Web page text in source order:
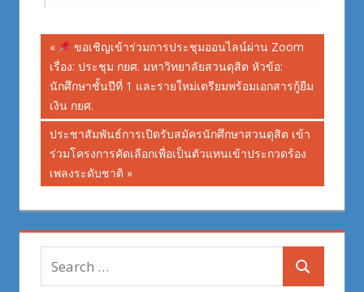
Post
navigation
Previous
Post:
ขอเชิญเข้าร่วมการประชุมออนไลน์ผ่าน Zoom
เรื่อง: ประชุม กยศ. มหาวิทยาลัยสวนดุสิต หัวข้อ:
นักศึกษาชั้นปีที่ 1 และรายใหม่เตรียมพร้อมเอกสารกู้ยืม
เงิน กยศ.
Next
Post:
ประชาสัมพันธ์การเปิดรับสมัครนักศึกษาสวนดุสิต เข้า
ร่วมโครงการคัดเลือกเพื่อเป็นตัวแทนเข้าประกวดร้อง
เพลงระดับชาติ
Search
for:
Search